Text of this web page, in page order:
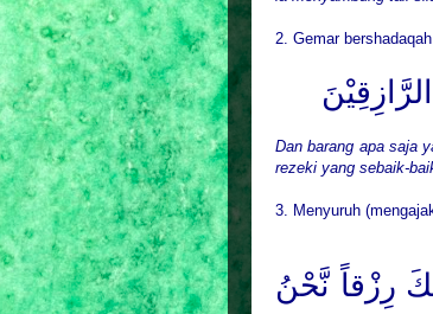
2. Gemar bershadaqah
Dan barang apa saja
rezeki yang sebaik-
3. Menyuruh
رِزْقاً نَّحْنُ